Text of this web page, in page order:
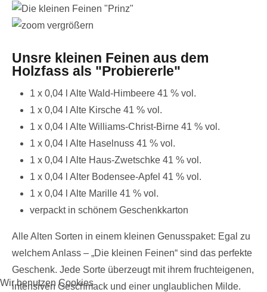
vergrößern
Unsre kleinen Feinen aus dem
Holzfass als "Probiererle"
1 x 0,04 l Alte Wald-Himbeere 41 % vol.
1 x 0,04 l Alte Kirsche 41 % vol.
1 x 0,04 l Alte Williams-Christ-Birne 41 % vol.
1 x 0,04 l Alte Haselnuss 41 % vol.
1 x 0,04 l Alte Haus-Zwetschke 41 % vol.
1 x 0,04 l Alter Bodensee-Apfel 41 % vol.
1 x 0,04 l Alte Marille 41 % vol.
verpackt in schönem Geschenkkarton
Alle Alten Sorten in einem kleinen Genusspaket: Egal zu
welchem Anlass – „Die kleinen Feinen“ sind das perfekte
Geschenk. Jede Sorte überzeugt mit ihrem fruchteigenen,
intensiven Geschmack und einer unglaublichen Milde.
Wir benutzen Cookies